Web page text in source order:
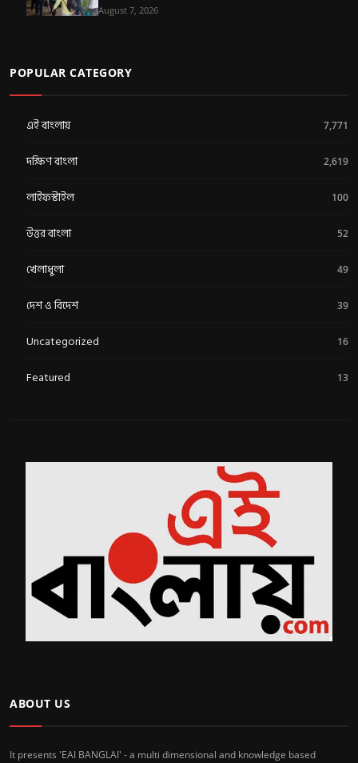
August 7, 2026
POPULAR CATEGORY
এই বাংলায় 7,771
দক্ষিণ বাংলা 2,619
লাইফস্টাইল 100
উত্তর বাংলা 52
খেলাধুলা 49
দেশ ও বিদেশ 39
Uncategorized 16
Featured 13
ABOUT US
It presents 'EAI BANGLAI' - a multi dimensional and knowledge based